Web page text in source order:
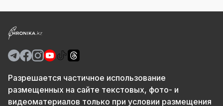
Разрешается частичное использование
размещенных на сайте текстовых, фото- и
видеоматериалов только при условии размещения